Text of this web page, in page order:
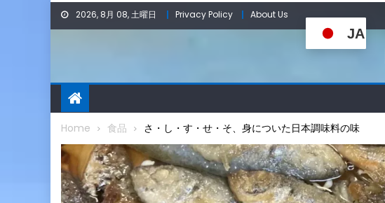
Skip
2026, 8月 08, 土曜日 Privacy Policy About Us
JA
Home 食品 さ・し・す・せ・そ、身についた日本調味料の味